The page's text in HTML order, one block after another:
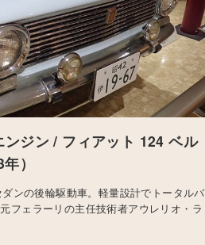
ジン / フィアット 124 ベル
）
ンの後輪駆動車。軽量設計でトータルバ
フェラーリの主任技術者アウレリオ・ラ